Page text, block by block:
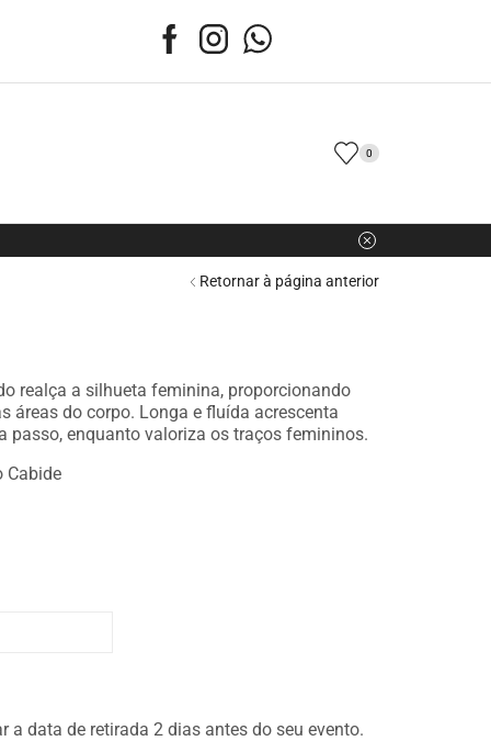
0
Retornar à página anterior
realça a silhueta feminina, proporcionando
áreas do corpo. Longa e fluída acrescenta
passo, enquanto valoriza os traços femininos.
Cabide
a data de retirada 2 dias antes do seu evento.